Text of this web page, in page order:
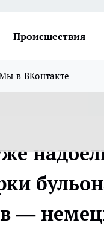
Происшествия
в ВКонтакте
—